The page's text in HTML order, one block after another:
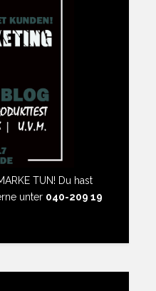
TUN! Du hast
unter 040-209 19